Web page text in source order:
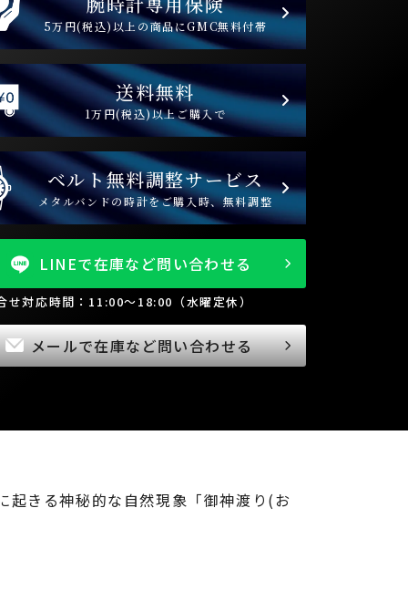
5万円(税込)以上の商品にGMC無料付帯
送料無料
1万円(税込)以上ご購入で
ベルト無料調整サービス
メタルバンドの時計をご購入時、無料調整
LINEで在庫など問い合わせる
せ対応時間：11:00～18:00（水曜定休）
メールで在庫など問い合わせる
起きる神秘的な自然現象「御神渡り(お